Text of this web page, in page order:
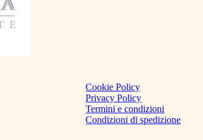
Cookie Policy
Privacy Policy
Termini e condizioni
Condizioni di spedizione